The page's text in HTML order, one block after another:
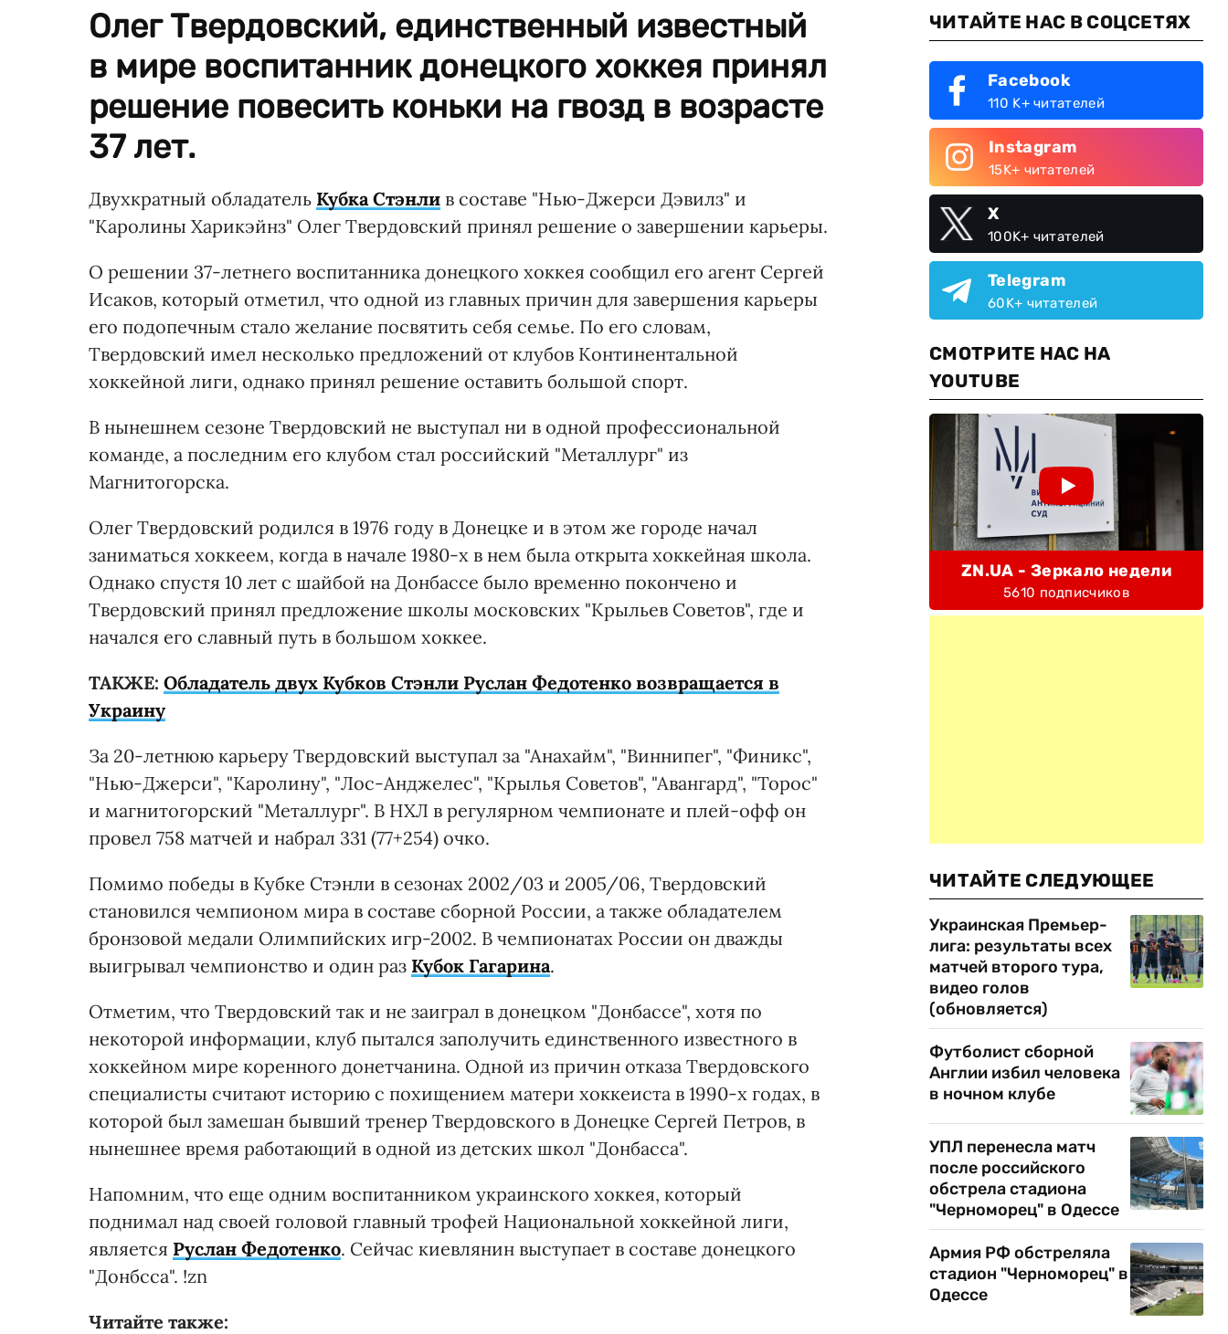
Олег Твердовский, единственный известный
в мире воспитанник донецкого хоккея принял
решение повесить коньки на гвозд в возрасте
37 лет.
Двухкратный обладатель Кубка Стэнли в составе "Нью-Джерси Дэвилз" и
"Каролины Харикэйнз" Олег Твердовский принял решение о завершении карьеры.
О решении 37-летнего воспитанника донецкого хоккея сообщил его агент Сергей
Исаков, который отметил, что одной из главных причин для завершения карьеры
его подопечным стало желание посвятить себя семье. По его словам,
Твердовский имел несколько предложений от клубов Континентальной
хоккейной лиги, однако принял решение оставить большой спорт.
В нынешнем сезоне Твердовский не выступал ни в одной профессиональной
команде, а последним его клубом стал российский "Металлург" из
Магнитогорска.
Олег Твердовский родился в 1976 году в Донецке и в этом же городе начал
заниматься хоккеем, когда в начале 1980-х в нем была открыта хоккейная школа.
Однако спустя 10 лет с шайбой на Донбассе было временно покончено и
Твердовский принял предложение школы московских "Крыльев Советов", где и
начался его славный путь в большом хоккее.
ТАКЖЕ: Обладатель двух Кубков Стэнли Руслан Федотенко возвращается в
Украину
За 20-летнюю карьеру Твердовский выступал за "Анахайм", "Виннипег", "Финикс",
"Нью-Джерси", "Каролину", "Лос-Анджелес", "Крылья Советов", "Авангард", "Торос"
и магнитогорский "Металлург". В НХЛ в регулярном чемпионате и плей-офф он
провел 758 матчей и набрал 331 (77+254) очко.
Помимо победы в Кубке Стэнли в сезонах 2002/03 и 2005/06, Твердовский
становился чемпионом мира в составе сборной России, а также обладателем
бронзовой медали Олимпийских игр-2002. В чемпионатах России он дважды
выигрывал чемпионство и один раз Кубок Гагарина.
Отметим, что Твердовский так и не заиграл в донецком "Донбассе", хотя по
некоторой информации, клуб пытался заполучить единственного известного в
хоккейном мире коренного донетчанина. Одной из причин отказа Твердовского
специалисты считают историю с похищением матери хоккеиста в 1990-х годах, в
которой был замешан бывший тренер Твердовского в Донецке Сергей Петров, в
нынешнее время работающий в одной из детских школ "Донбасса".
Напомним, что еще одним воспитанником украинского хоккея, который
поднимал над своей головой главный трофей Национальной хоккейной лиги,
является Руслан Федотенко. Сейчас киевлянин выступает в составе донецкого
"Донбсса". !zn
Читайте также:
ЧИТАЙТЕ НАС В СОЦСЕТЯХ
Facebook
110 K+ читателей
Instagram
15K+ читателей
X
100K+ читателей
Telegram
60K+ читателей
СМОТРИТЕ НАС НА
YOUTUBE
ZN.UA - Зеркало недели
5610 подписчиков
ЧИТАЙТЕ СЛЕДУЮЩЕЕ
Украинская Премьер-
лига: результаты всех
матчей второго тура,
видео голов
(обновляется)
Футболист сборной
Англии избил человека
в ночном клубе
УПЛ перенесла матч
после российского
обстрела стадиона
"Черноморец" в Одессе
Армия РФ обстреляла
стадион "Черноморец" в
Одессе